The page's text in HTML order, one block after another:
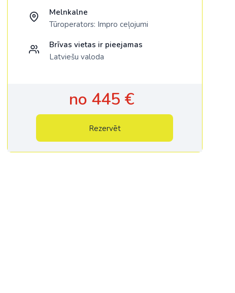
Melnkalne
Tūroperators: Impro ceļojumi
Brīvas vietas ir pieejamas
Latviešu valoda
no 445 €
Rezervēt